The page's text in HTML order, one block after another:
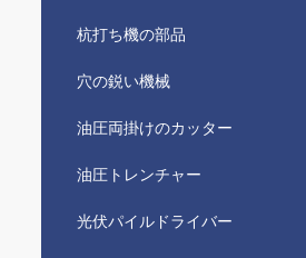
杭打ち機の部品
穴の鋭い機械
油圧両掛けのカッター
油圧トレンチャー
光伏パイルドライバー